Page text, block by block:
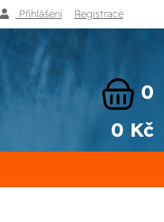
Přihlášení Registrace
0
0 Kč